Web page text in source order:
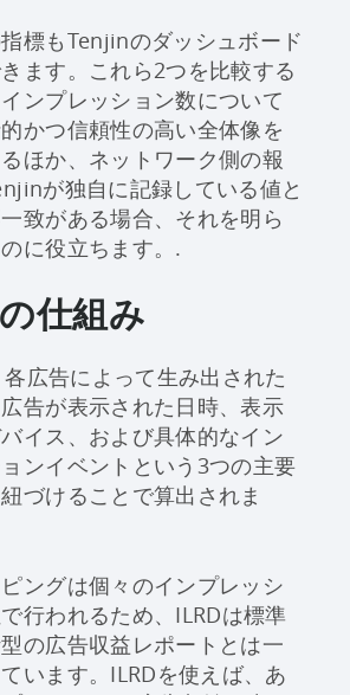
標もTenjinのダッシュボード
ます。これら2つを比較する
ンプレッション数について
かつ信頼性の高い全体像を
ほか、ネットワーク側の報
が独自に記録している値と
致がある場合、それを明ら
に役立ちます。.
仕組み
各広告によって生み出された
告が表示された日時、表示
イス、および具体的なイン
ンイベントという3つの主要
づけることで算出されま
ングは個々のインプレッシ
行われるため、ILRDは標準
の広告収益レポートとは一
います。ILRDを使えば、あ